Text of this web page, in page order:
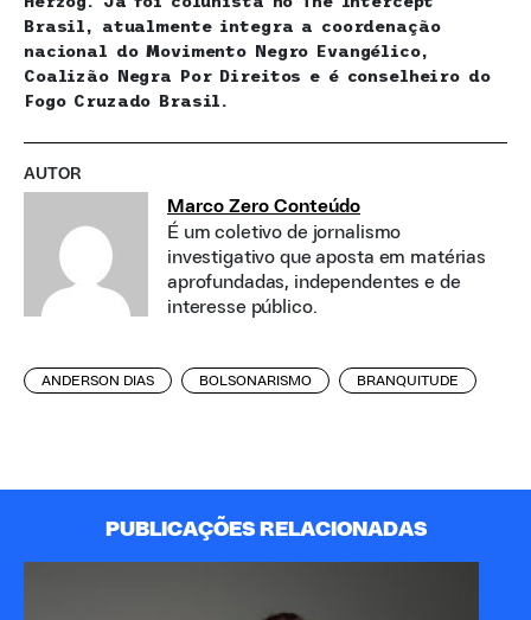
Brasil, atualmente integra a coordenação
nacional do Movimento Negro Evangélico,
Coalizão Negra Por Direitos e é conselheiro do
Fogo Cruzado Brasil.
AUTOR
Marco Zero Conteúdo
É um coletivo de jornalismo
investigativo que aposta em matérias
aprofundadas, independentes e de
interesse público.
ANDERSON DIAS BOLSONARISMO BRANQUITUDE
PUBLICAÇÕES RELACIONADAS